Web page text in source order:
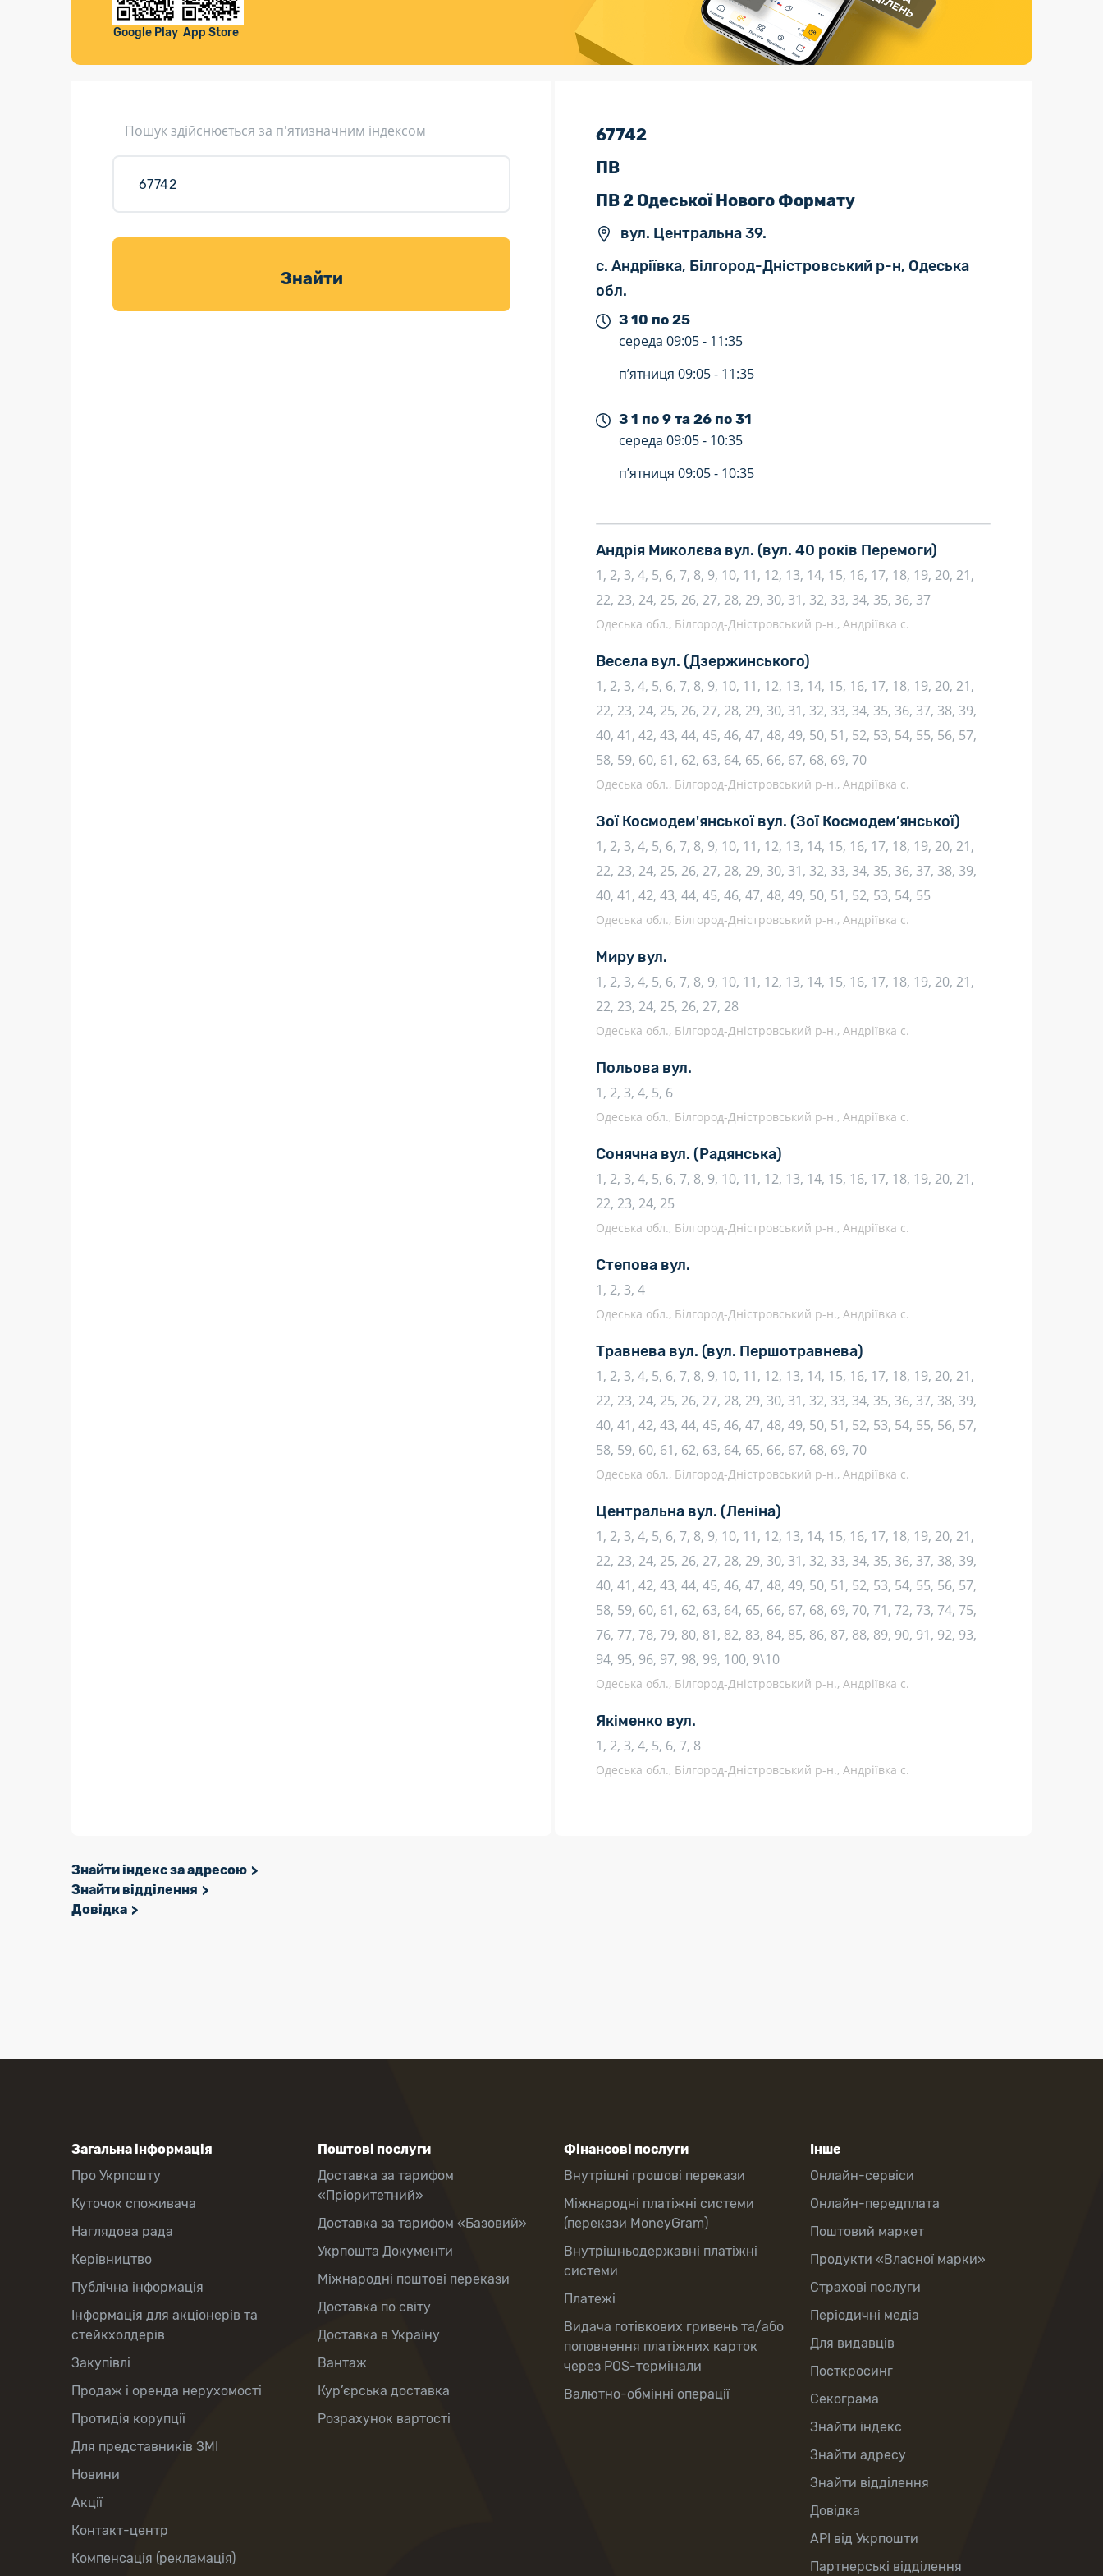
Листи та листівки
Доставка товарів для саду
Валютно-обмінні операції
Страхові послуги
Каталог «Укрпошта Маркет»
Google Play App Store
Пошук здійснюється за п'ятизначним індексом
Знайти
67742
ПВ
ПВ 2 Одеської Нового Формату
вул. Центральна 39.
с. Андріївка, Білгород-Дністровський р-н, Одеська
обл.
З 10 по 25
середа 09:05 - 11:35
п’ятниця 09:05 - 11:35
З 1 по 9 та 26 по 31
середа 09:05 - 10:35
п’ятниця 09:05 - 10:35
Андрія Миколєва вул. (вул. 40 років Перемоги)
1, 2, 3, 4, 5, 6, 7, 8, 9, 10, 11, 12, 13, 14, 15, 16, 17, 18, 19, 20, 21,
22, 23, 24, 25, 26, 27, 28, 29, 30, 31, 32, 33, 34, 35, 36, 37
Одеська обл., Білгород-Дністровський р-н., Андріївка с.
Весела вул. (Дзержинського)
1, 2, 3, 4, 5, 6, 7, 8, 9, 10, 11, 12, 13, 14, 15, 16, 17, 18, 19, 20, 21,
22, 23, 24, 25, 26, 27, 28, 29, 30, 31, 32, 33, 34, 35, 36, 37, 38, 39,
40, 41, 42, 43, 44, 45, 46, 47, 48, 49, 50, 51, 52, 53, 54, 55, 56, 57,
58, 59, 60, 61, 62, 63, 64, 65, 66, 67, 68, 69, 70
Одеська обл., Білгород-Дністровський р-н., Андріївка с.
Зої Космодем'янської вул. (Зої Космодем’янської)
1, 2, 3, 4, 5, 6, 7, 8, 9, 10, 11, 12, 13, 14, 15, 16, 17, 18, 19, 20, 21,
22, 23, 24, 25, 26, 27, 28, 29, 30, 31, 32, 33, 34, 35, 36, 37, 38, 39,
40, 41, 42, 43, 44, 45, 46, 47, 48, 49, 50, 51, 52, 53, 54, 55
Одеська обл., Білгород-Дністровський р-н., Андріївка с.
Миру вул.
1, 2, 3, 4, 5, 6, 7, 8, 9, 10, 11, 12, 13, 14, 15, 16, 17, 18, 19, 20, 21,
22, 23, 24, 25, 26, 27, 28
Одеська обл., Білгород-Дністровський р-н., Андріївка с.
Польова вул.
1, 2, 3, 4, 5, 6
Одеська обл., Білгород-Дністровський р-н., Андріївка с.
Сонячна вул. (Радянська)
1, 2, 3, 4, 5, 6, 7, 8, 9, 10, 11, 12, 13, 14, 15, 16, 17, 18, 19, 20, 21,
22, 23, 24, 25
Одеська обл., Білгород-Дністровський р-н., Андріївка с.
Степова вул.
1, 2, 3, 4
Одеська обл., Білгород-Дністровський р-н., Андріївка с.
Травнева вул. (вул. Першотравнева)
1, 2, 3, 4, 5, 6, 7, 8, 9, 10, 11, 12, 13, 14, 15, 16, 17, 18, 19, 20, 21,
22, 23, 24, 25, 26, 27, 28, 29, 30, 31, 32, 33, 34, 35, 36, 37, 38, 39,
40, 41, 42, 43, 44, 45, 46, 47, 48, 49, 50, 51, 52, 53, 54, 55, 56, 57,
58, 59, 60, 61, 62, 63, 64, 65, 66, 67, 68, 69, 70
Одеська обл., Білгород-Дністровський р-н., Андріївка с.
Центральна вул. (Леніна)
1, 2, 3, 4, 5, 6, 7, 8, 9, 10, 11, 12, 13, 14, 15, 16, 17, 18, 19, 20, 21,
22, 23, 24, 25, 26, 27, 28, 29, 30, 31, 32, 33, 34, 35, 36, 37, 38, 39,
40, 41, 42, 43, 44, 45, 46, 47, 48, 49, 50, 51, 52, 53, 54, 55, 56, 57,
58, 59, 60, 61, 62, 63, 64, 65, 66, 67, 68, 69, 70, 71, 72, 73, 74, 75,
76, 77, 78, 79, 80, 81, 82, 83, 84, 85, 86, 87, 88, 89, 90, 91, 92, 93,
94, 95, 96, 97, 98, 99, 100, 9\10
Одеська обл., Білгород-Дністровський р-н., Андріївка с.
Якіменко вул.
1, 2, 3, 4, 5, 6, 7, 8
Одеська обл., Білгород-Дністровський р-н., Андріївка с.
Знайти індекс за адресою
Знайти відділення
Довідка
Загальна інформація
Про Укрпошту
Куточок споживача
Наглядова рада
Керівництво
Публічна інформація
Інформація для акціонерів та
стейкхолдерів
Закупівлі
Продаж і оренда нерухомості
Протидія корупції
Для представників ЗМІ
Новини
Акції
Контакт-центр
Компенсація (рекламація)
Поштові послуги
Доставка за тарифом
«Пріоритетний»
Доставка за тарифом «Базовий»
Укрпошта Документи
Міжнародні поштові перекази
Доставка по світу
Доставка в Україну
Вантаж
Кур’єрська доставка
Розрахунок вартості
Фінансові послуги
Внутрішні грошові перекази
Міжнародні платіжні системи
(перекази MoneyGram)
Внутрішньодержавні платіжні
системи
Платежі
Видача готівкових гривень та/або
поповнення платіжних карток
через POS-термінали
Валютно-обмінні операції
Інше
Онлайн-сервіси
Онлайн-передплата
Поштовий маркет
Продукти «Власної марки»
Страхові послуги
Періодичні медіа
Для видавців
Посткросинг
Секограма
Знайти індекс
Знайти адресу
Знайти відділення
Довідка
API від Укрпошти
Партнерські відділення